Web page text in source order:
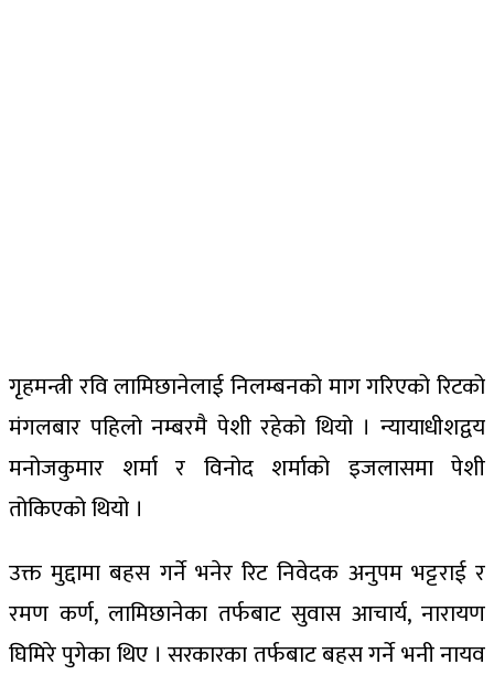
गृहमन्त्री रवि लामिछानेलाई निलम्बनको माग गरिएको रिटको
मंगलबार पहिलो नम्बरमै पेशी रहेको थियो । न्यायाधीशद्वय
मनोजकुमार शर्मा र विनोद शर्माको इजलासमा पेशी
तोकिएको थियो ।
उक्त मुद्दामा बहस गर्ने भनेर रिट निवेदक अनुपम भट्टराई र
रमण कर्ण, लामिछानेका तर्फबाट सुवास आचार्य, नारायण
घिमिरे पुगेका थिए । सरकारका तर्फबाट बहस गर्ने भनी नायव